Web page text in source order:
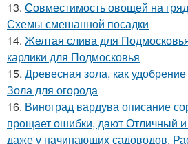
13. Совместимость овощей на
Схемы смешанной посадки
14. Желтая слива для
карлики для Подмосковья
15. Древесная зола, как
Зола для огорода
16. Виноград вардува описание
прощает ошибки, дают Отличный
даже у начинающих садоводов.